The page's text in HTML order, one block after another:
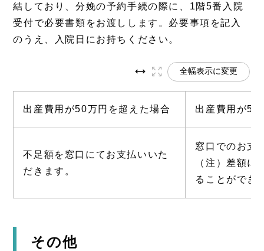
結しており、分娩の予約手続の際に、1階5番入院
受付で必要書類をお渡しします。必要事項を記入
のうえ、入院日にお持ちください。
全幅表示に変更
出産費用が50万円を超えた場合 出産費用が50
不足額を窓口にてお支払いいた
だきます。
窓口でのお支
（注）差額
ることができ
その他